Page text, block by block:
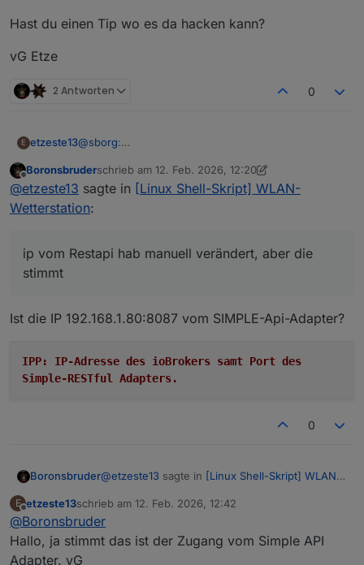
Hast du einen Tip wo es da hacken kann?
vG Etze
2 Antworten 0
E etzeste13@sborg:
funktioniert(e) bisher immer top. Habe aktuell
folgendes Thema:
Ich muss den IOB-Slave auf dem das skript läuft neu
aufsetzen.
-) Also neuer RasPi neu aufgesetzt,
neuen RasPi geändert;
-)./wetterstation.sh --debug
empfange ich die Daten nicht in den Objekten vom
Wenn ich die IP an der Wetterstation wieder auf den
bisher laufenden RasPi stelle, (läuft noch paralell)
aktualisiert....
vG Etze
Offline
Boronsbruderschrieb am 12. Feb. 2026, 12:20
zuletzt editiert von Boronsbruder
@etzeste13 sagte in [Linux Shell-Skript] WLAN-
Wetterstation:
ip vom Restapi hab manuell verändert, aber die
stimmt
Ist die IP 192.168.1.80:8087 vom SIMPLE-Api-Adapter?
IPP: IP-Adresse des ioBrokers samt Port des
Simple-RESTful Adapters.
0
Boronsbruder@etzeste13 sagte in [Linux Shell-Skript] WLAN-
die stimmt
Ist die IP 192.168.1.80:8087 vom SIMPLE-Api-
E
Offline
etzeste13schrieb am 12. Feb. 2026, 12:42
zuletzt editiert von
@Boronsbruder
Hallo, ja stimmt das ist der Zugang vom Simple API
Adapter. vG